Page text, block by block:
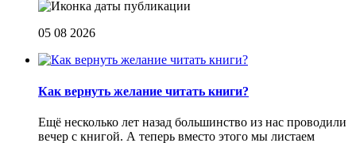
05 08 2026
Как вернуть желание читать книги?
Eщё несколько лет назад большинство из нас проводили
вечер с книгой. А теперь вместо этого мы листаем